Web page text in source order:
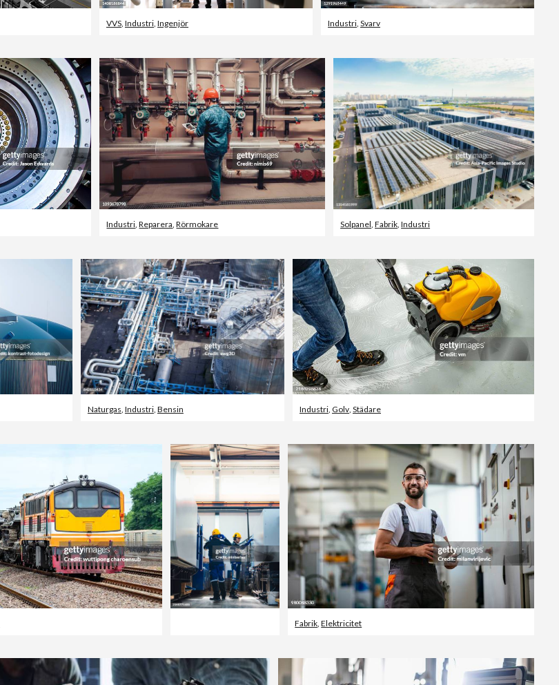
VVS, Industri, Ingenjör Industri, Svarv
Industri ,Reparera ,Rörmokare Solpanel ,Fabrik ,Industri
Naturgas, Industri, Bensin Industri, Golv, Städare
Fabrik,Elektricitet